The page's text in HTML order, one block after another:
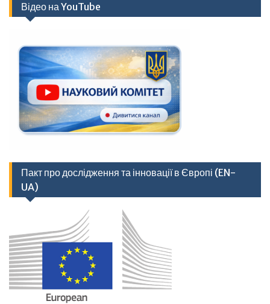
Відео на YouTube
Пакт про дослідження та інновації в Європі (EN-
UA)